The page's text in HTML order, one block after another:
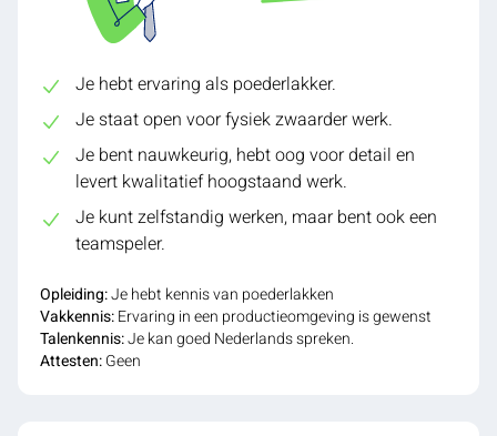
Je hebt ervaring als poederlakker.
Je staat open voor fysiek zwaarder werk.
Je bent nauwkeurig, hebt oog voor detail en
levert kwalitatief hoogstaand werk.
Je kunt zelfstandig werken, maar bent ook een
teamspeler.
Opleiding:Je hebt kennis van poederlakken
Vakkennis:Ervaring in een productieomgeving is gewenst
Talenkennis:Je kan goed Nederlands spreken.
Attesten:Geen